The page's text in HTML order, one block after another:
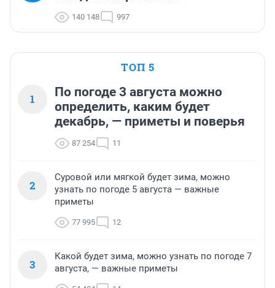
140 148 997
ТОП 5
1
По погоде 3 августа можно
определить, каким будет
декабрь, — приметы и поверья
87 254 11
2
Суровой или мягкой будет зима, можно
узнать по погоде 5 августа — важные
приметы
77 995 12
3
Какой будет зима, можно узнать по погоде 7
августа, — важные приметы